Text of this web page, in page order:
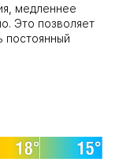
медленнее
Это позволяет
постоянный